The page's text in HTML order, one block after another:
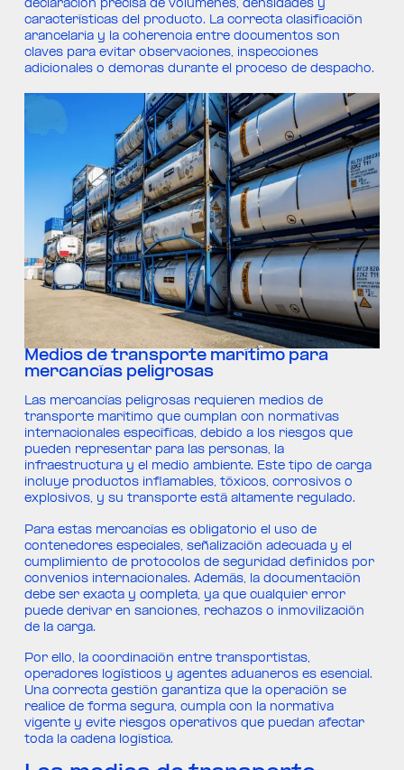
declaración precisa de volúmenes, densidades y
características del producto. La correcta clasificación
arancelaria y la coherencia entre documentos son
claves para evitar observaciones, inspecciones
adicionales o demoras durante el proceso de despacho.
Medios de transporte marítimo para
mercancías peligrosas
Las mercancías peligrosas requieren medios de
transporte marítimo que cumplan con normativas
internacionales específicas, debido a los riesgos que
pueden representar para las personas, la
infraestructura y el medio ambiente. Este tipo de carga
incluye productos inflamables, tóxicos, corrosivos o
explosivos, y su transporte está altamente regulado.
Para estas mercancías es obligatorio el uso de
contenedores especiales, señalización adecuada y el
cumplimiento de protocolos de seguridad definidos por
convenios internacionales. Además, la documentación
debe ser exacta y completa, ya que cualquier error
puede derivar en sanciones, rechazos o inmovilización
de la carga.
Por ello, la coordinación entre transportistas,
operadores logísticos y agentes aduaneros es esencial.
Una correcta gestión garantiza que la operación se
realice de forma segura, cumpla con la normativa
vigente y evite riesgos operativos que puedan afectar
toda la cadena logística.